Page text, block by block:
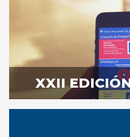
XXII